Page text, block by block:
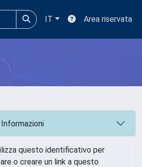
IT Area riservata
Informazioni
questo identificativo per
o creare un link a questo